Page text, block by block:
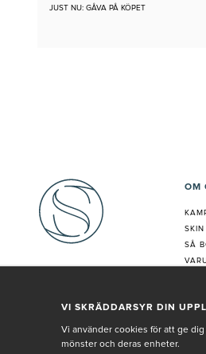
JUST NU: GÅVA PÅ KÖPET
OM
SÅ
VÅR
VI SKRÄDDARSYR DIN
Vi använder cookies för att ge
mönster och deras enheter.